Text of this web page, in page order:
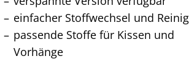
einfacher Stoffwechsel und
passende Stoffe für Kissen und
Vorhänge